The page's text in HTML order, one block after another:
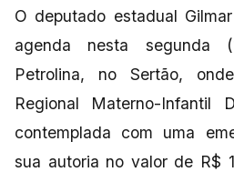
O deputado estadual
agenda nesta segunda
Petrolina, no Sertão,
Regional Materno-Infantil
contemplada com uma
sua autoria no valor de R$